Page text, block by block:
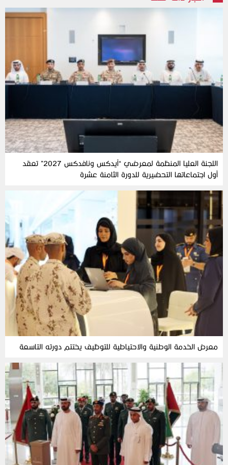
اللجنة العليا المنظمة لمعرضي “آيدكس ونافدكس 2027” تعقد
أول اجتماعاتها التحضيرية للدورة الثامنة عشرة
معرض الخدمة الوطنية والاحتياطية للتوظيف يختتم دورته التاسعة